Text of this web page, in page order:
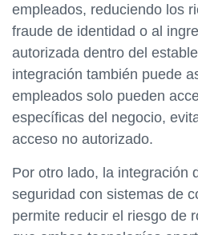
empleados, reduciendo los
fraude de identidad o al
autorizada dentro del
integración también puede
empleados solo pueden
específicas del negocio,
acceso no autorizado.
Por otro lado, la integración
seguridad con sistemas de
permite reducir el riesgo de